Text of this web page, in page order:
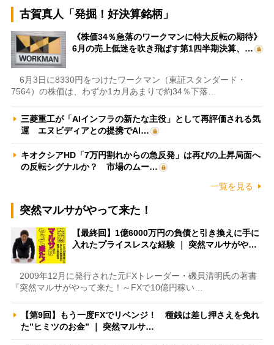
古賀真人「発掘！好決算銘柄」
《株価34％急落のワークマンに特大反転の期待》
6月の売上低迷を吹き飛ばす第1四半期決算、…
6月3日に8330円をつけたワークマン（東証スタンダード・
7564）の株価は、わずか1カ月あまりで約34％下落…
三菱重工が「AIインフラの新たな主役」として再評価される気
運 エヌビディアとの提携でAI…
キオクシアHD「7万円割れからの急反発」は再びの上昇局面へ
の反転シグナルか？ 市場のムー…
一覧を見る
突然マルサがやって来た！
【最終回】1億6000万円の負債と引き換えに手に
入れたプライスレスな経験 ｜ 突然マルサがや…
2009年12月に発行された元FXトレーダー・磯貝清明氏の著書
『突然マルサがやって来た！～FXで10億円稼い…
【第9回】もう一度FXでリベンジ！ 種銭は差し押さえを免れ
た”ヒミツのお金” ｜ 突然マルサ…